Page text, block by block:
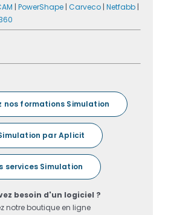
| PowerShape | Carveco | Netfabb |
nos formations Simulation
par Aplicit
services Simulation
besoin d'un logiciel ?
notre boutique en ligne